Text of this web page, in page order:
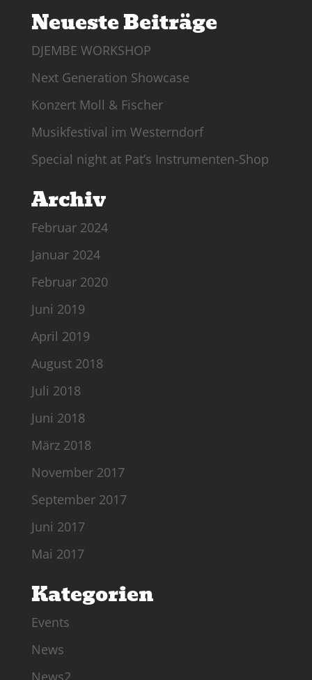
Neueste Beiträge
DJEMBE WORKSHOP
Next Generation Showcase
Konzert Moll & Fischer
Musikfestival im Westerndorf
Special night at Pat’s Instrumenten-Shop
Archiv
Februar 2024
Januar 2024
Februar 2020
Juni 2019
April 2019
August 2018
Juli 2018
Juni 2018
März 2018
November 2017
September 2017
Juni 2017
Mai 2017
Kategorien
Events
News
News2